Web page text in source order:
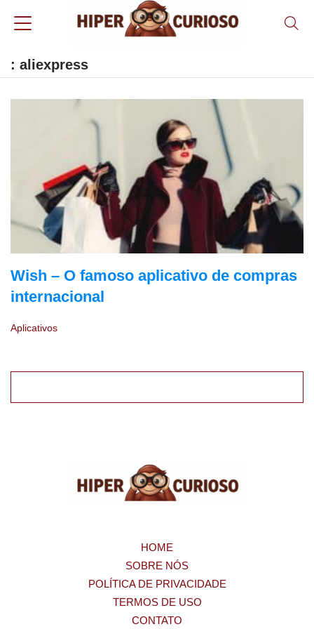
: aliexpress
Wish – O famoso aplicativo de compras
internacional
Aplicativos
HOME
SOBRE NÓS
POLÍTICA DE PRIVACIDADE
TERMOS DE USO
CONTATO